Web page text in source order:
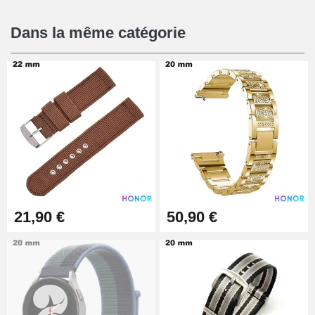
16,90 €
Pied à Coulisse Numérique
9,90 €
Pince à Poinçonner (pince trou)
Pince Trou pour Bracelet de
10,90 €
Kit Horlogerie Débutant
Dans la même catégorie
21,90 € 50,90 €